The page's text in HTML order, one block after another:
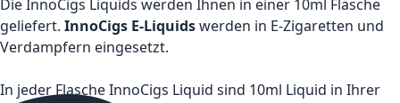
Die InnoCigs Liquids werden Ihnen in einer 10ml Flasche
geliefert. InnoCigs E-Liquidswerden in E-Zigaretten und
Verdampfern eingesetzt.
In jeder Flasche InnoCigs Liquid sind 10ml Liquid in Ihrer